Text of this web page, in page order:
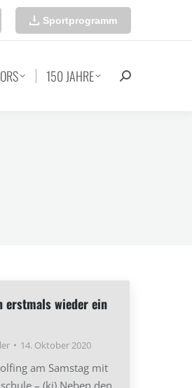
Sportprogramm
150 JAHRE Search:
erstmals wieder ein
14. Oktober 2020
am Samstag mit
– (ki) Neben den